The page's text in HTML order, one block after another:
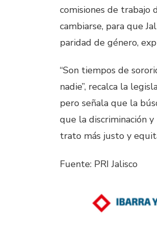
comisiones de trabajo
cambiarse, para que
paridad de género,
“Son tiempos de
nadie”, recalca la
pero señala que la
que la discriminación
trato más justo y
Fuente: PRI Jalisco